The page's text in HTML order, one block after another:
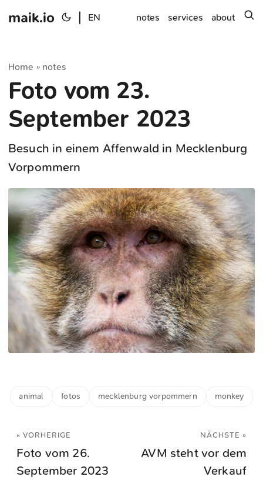
maik.io EN notes services about
Home » notes
Foto vom 23.
September 2023
Besuch in einem Affenwald in Mecklenburg
Vorpommern
animal fotos mecklenburg vorpommern monkey
« VORHERIGE
Foto vom 26.
September 2023
NÄCHSTE »
AVM steht vor dem
Verkauf